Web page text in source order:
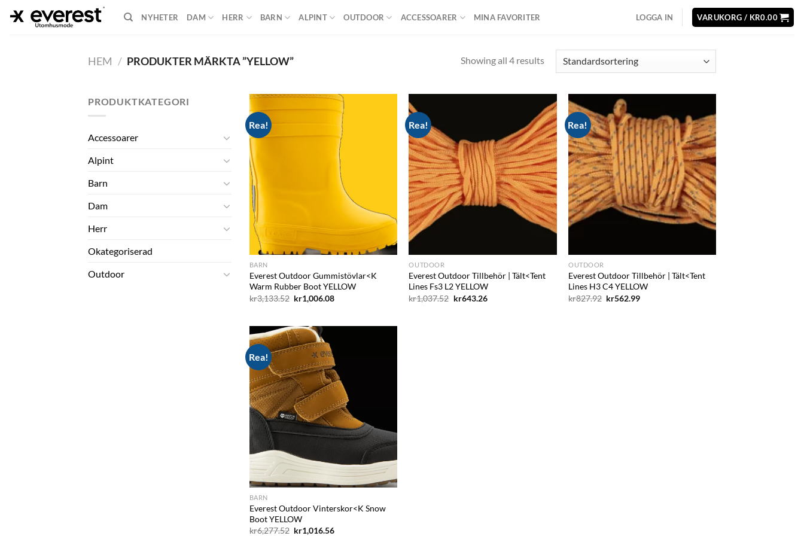
NYHETER DAM HERR BARN ALPINT OUTDOOR ACCESSOARER MINA FAVORITER LOGGA IN VARUKORG / KR0.00
HEM / PRODUKTER MÄRKTA ”YELLOW” Showing all 4 results
PRODUKTKATEGORI
Accessoarer
Alpint
Barn
Dam
Herr
Okategoriserad
Outdoor
Rea!
BARN
Everest Outdoor Gummistövlar<K
Warm Rubber Boot YELLOW
kr3,133.52 Det
ursprungliga
kr3,133.52.
kr1,006.08Det
Rea!
Add to
wishlist
OUTDOOR
Everest Outdoor Tillbehör | Tält<Tent
Lines Fs3 L2 YELLOW
kr1,037.52 Det
kr643.26Det
Rea!
Add to
wishlist
OUTDOOR
Everest Outdoor Tillbehör | Tält<Tent
Lines H3 C4 YELLOW
kr827.92 Det
kr562.99Det
Rea!
BARN
Everest Outdoor Vinterskor<K Snow
Boot YELLOW
kr6,277.52 Det
kr1,016.56Det